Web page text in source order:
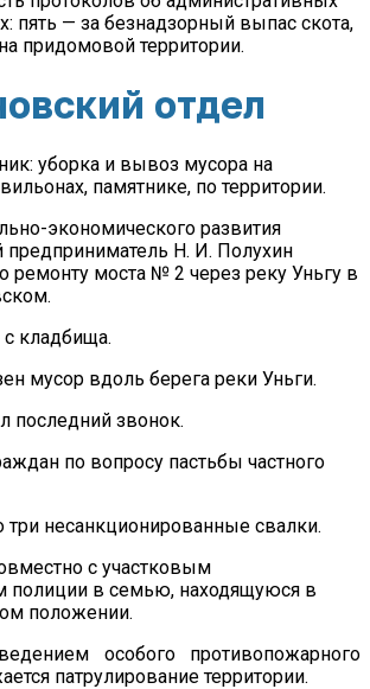
пять — за безнадзорный выпас скота,
придомовой территории.
отдел
уборка и вывоз мусора на
памятнике, по территории.
экономического развития
Н. И. Полухин
ремонту моста № 2 через реку Уньгу в
кладбища.
мусор вдоль берега реки Уньги.
последний звонок.
по вопросу пастьбы частного
несанкционированные свалки.
с участковым
полиции в семью, находящуюся в
положении.
особого противопожарного
патрулирование территории.